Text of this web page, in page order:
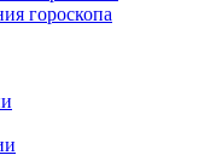
гороскопа